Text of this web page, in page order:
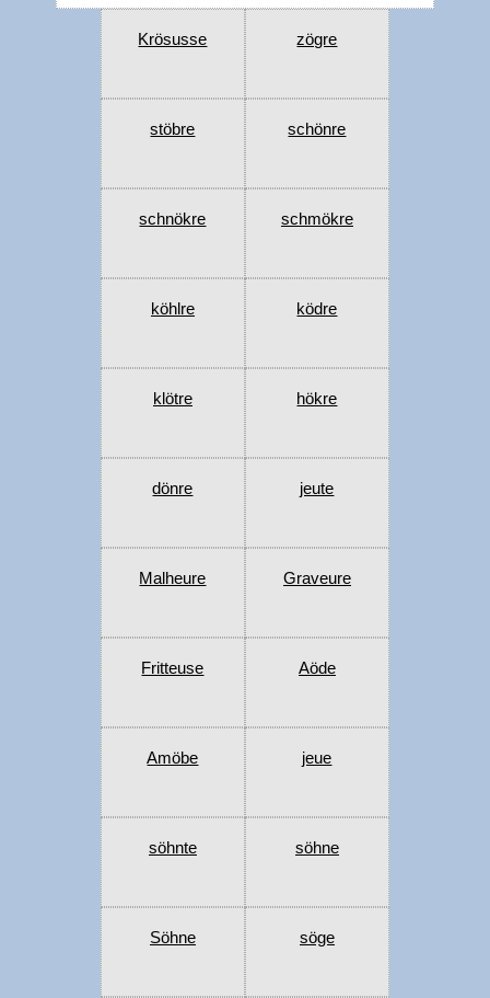
Krösusse zögre
stöbre schönre
schnökre schmökre
köhlre ködre
klötre hökre
dönre jeute
Malheure Graveure
Fritteuse Aöde
Amöbe jeue
söhnte söhne
Söhne söge